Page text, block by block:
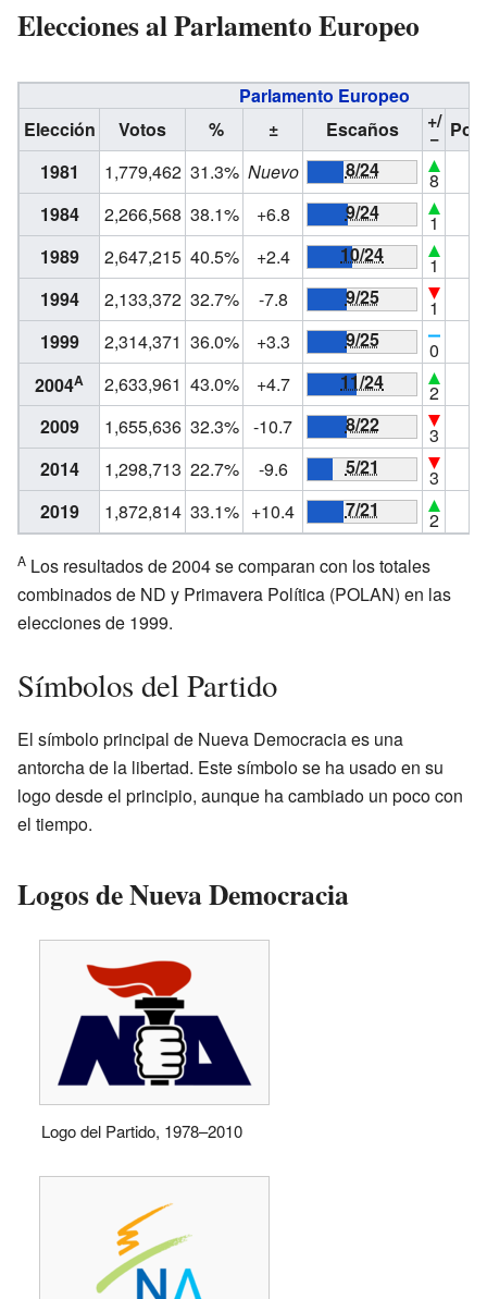
Elecciones al Parlamento Europeo
Parlamento Europeo
Elección
Votos % ± Escaños +/
−
1981
1,779,462 31.3% Nuevo 8/24 8
1984
2,266,568 38.1% +6.8 9/24 1
1989
2,647,215 40.5% +2.4 10/24 1
1994
2,133,372 32.7% -7.8 9/25 1
1999
2,314,371 36.0% +3.3 9/25 0
2004A 2,633,961 43.0% +4.7 11/24 2
2009
1,655,636 32.3% -10.7 8/22 3
2014
1,298,713 22.7% -9.6 5/21 3
2019
1,872,814 33.1% +10.4 7/21 2
A Los resultados de 2004 se comparan con los totales
combinados de ND y Primavera Política (POLAN) en las
elecciones de 1999.
Símbolos del Partido
El símbolo principal de Nueva Democracia es una
antorcha de la libertad. Este símbolo se ha usado en su
logo desde el principio, aunque ha cambiado un poco con
el tiempo.
Logos de Nueva Democracia
Logo del Partido, 1978–2010